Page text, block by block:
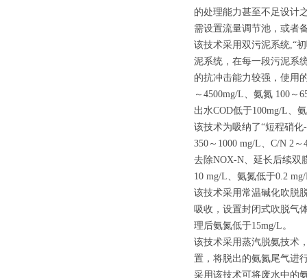
的处理能力甚至不足设计
需设置流量调节池，或者
该技术采用双污泥系统,“
泥系统，在每一段污泥系
的抗冲击能力较强，使用
～4500mg/L、氨氮 100～
出水COD低于100mg/L、
该技术为吸纳了“短程硝化
350～1000 mg/L、C/N 2
去除NOX-N、延长后续双
10 mg/L、氨氮低于0.2
该技术采用常温碱化吹脱
吸收，设置封闭式吹脱气
理后氨氮低于15mg/L。
该技术采用蒸汽脱氨技术
置，将脱出的氨氮尾气进
采用该技术可将废水中的